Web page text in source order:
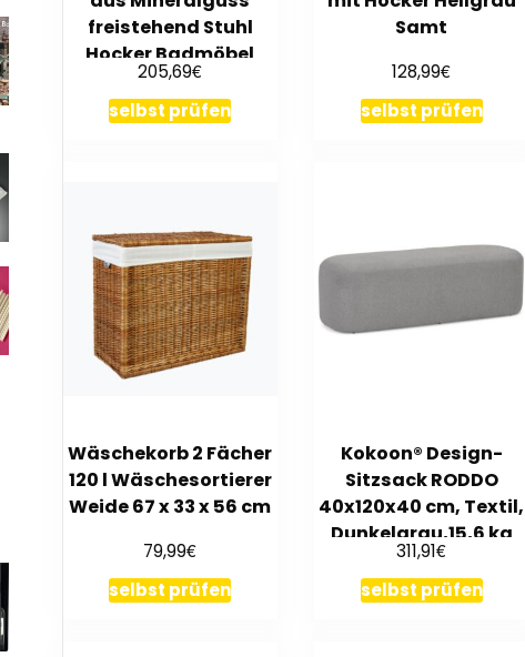
freistehend Stuhl
Hocker Badmöbel
Duschstuhl
205,69€
selbst prüfen
Samt
128,99€
selbst prüfen
Wäschekorb 2 Fächer
120 l Wäschesortierer
Weide 67 x 33 x 56 cm
79,99€
selbst prüfen
Kokoon® Design-
Sitzsack RODDO
40x120x40 cm, Textil,
Dunkelgrau,15,6 kg
311,91€
selbst prüfen